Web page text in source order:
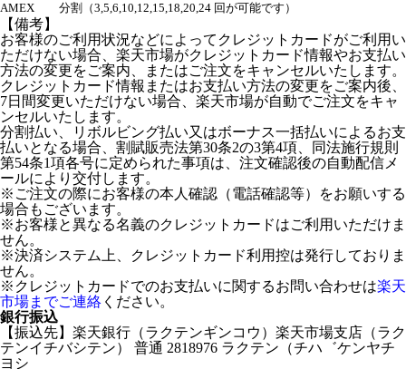
AMEX
分割（3,5,6,10,12,15,18,20,24 回が可能です）
【備考】
お客様のご利用状況などによってクレジットカードがご利用い
ただけない場合、楽天市場がクレジットカード情報やお支払い
方法の変更をご案内、またはご注文をキャンセルいたします。
クレジットカード情報またはお支払い方法の変更をご案内後、
7日間変更いただけない場合、楽天市場が自動でご注文をキャ
ンセルいたします。
分割払い、リボルビング払い又はボーナス一括払いによるお支
払いとなる場合、割賦販売法第30条2の3第4項、同法施行規則
第54条1項各号に定められた事項は、注文確認後の自動配信メ
ールにより交付します。
※ご注文の際にお客様の本人確認（電話確認等）をお願いする
場合もございます。
※お客様と異なる名義のクレジットカードはご利用いただけま
せん。
※決済システム上、クレジットカード利用控は発行しておりま
せん。
※クレジットカードでのお支払いに関するお問い合わせは楽天
市場までご連絡 ください。
銀行振込
【振込先】楽天銀行（ラクテンギンコウ）楽天市場支店（ラク
テンイチバシテン） 普通 2818976 ラクテン（チハ゛ケンヤチ
ヨシ